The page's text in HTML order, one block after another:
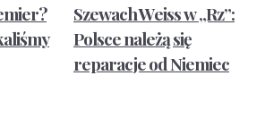
Szewach Weiss w „Rz”:
Polsce należą się
reparacje od Niemiec